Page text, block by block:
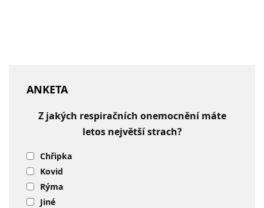
ANKETA
Z jakých respiračních onemocnění máte
letos největší strach?
Chřipka
Kovid
Rýma
Jiné